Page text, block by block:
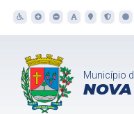
Município